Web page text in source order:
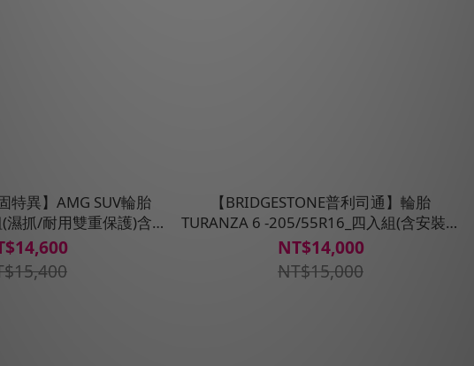
特異】AMG SUV輪胎
抓/耐用雙重保護)含安
位平衡
【BRIDGESTONE普利司通】輪胎
TURANZA 6 -205/55R16_四入組(含安裝定
位平衡)
NT$14,000
NT$15,000